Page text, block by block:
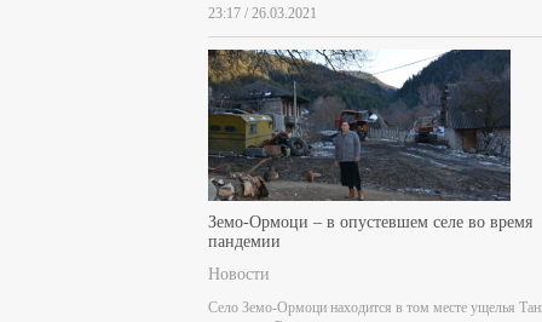
23:17 / 26.03.2021
Земо-Ормоци – в опустевшем селе во время
пандемии
Новости
Село Земо-Ормоци находится в том месте ущелья